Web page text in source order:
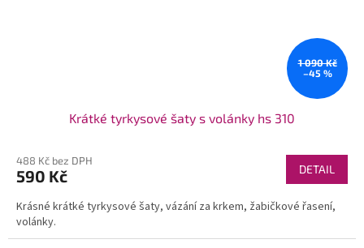
1 090 Kč
–45 %
Krátké tyrkysové šaty s volánky hs 310
488 Kč bez DPH
590 Kč DETAIL
Krásné krátké tyrkysové šaty, vázání za krkem, žabičkové řasení,
volánky.